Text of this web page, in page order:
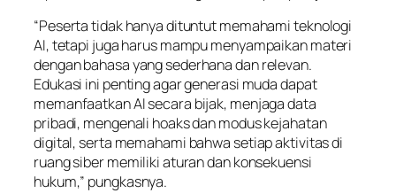
“Peserta tidak hanya dituntut memahami teknologi
AI, tetapi juga harus mampu menyampaikan materi
dengan bahasa yang sederhana dan relevan.
Edukasi ini penting agar generasi muda dapat
memanfaatkan AI secara bijak, menjaga data
pribadi, mengenali hoaks dan modus kejahatan
digital, serta memahami bahwa setiap aktivitas di
ruang siber memiliki aturan dan konsekuensi
hukum,” pungkasnya.